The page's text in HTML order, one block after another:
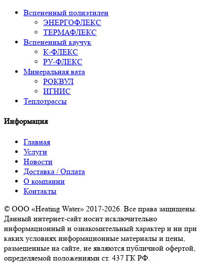
Вспененный полиэтилен
ЭНЕРГОФЛЕКС
ТЕРМАФЛЕКС
Вспененный каучук
К-ФЛЕКС
РУ-ФЛЕКС
Минеральная вата
РОКВУЛ
ИГНИС
Теплотрассы
Информация
Главная
Услуги
Новости
Доставка / Оплата
О компании
Контакты
© ООО «Heating Water» 2017-2026. Все права защищены.
Данный интернет-сайт носит исключительно
информационный и ознакомительный характер и ни при
каких условиях информационные материалы и цены,
размещенные на сайте, не являются публичной офертой,
определяемой положениями ст. 437 ГК РФ.